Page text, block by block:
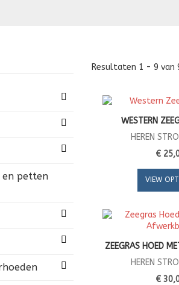
Resultaten 1 - 9 van
WESTERN
HEREN
€
VIEW
ZEEGRAS HOED
HEREN
€
en petten